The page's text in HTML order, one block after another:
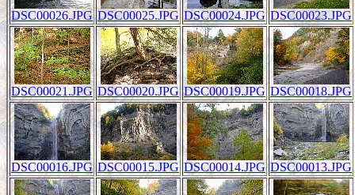
DSC00026.JPG DSC00025.JPG DSC00024.JPG DSC00023.JPG
DSC00021.JPG DSC00020.JPG DSC00019.JPG DSC00018.JPG
DSC00016.JPG DSC00015.JPG DSC00014.JPG DSC00013.JPG